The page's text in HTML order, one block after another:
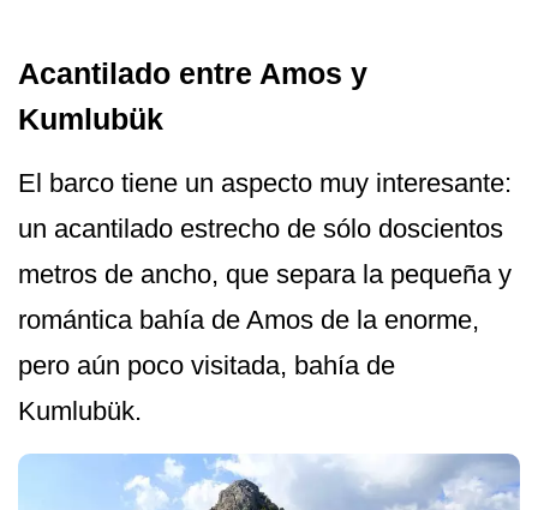
Acantilado entre Amos y
Kumlubük
El barco tiene un aspecto muy interesante:
un acantilado estrecho de sólo doscientos
metros de ancho, que separa la pequeña y
romántica bahía de Amos de la enorme,
pero aún poco visitada, bahía de
Kumlubük.